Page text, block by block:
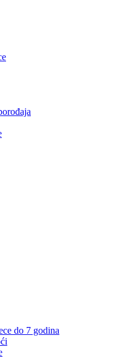
do 7 godina